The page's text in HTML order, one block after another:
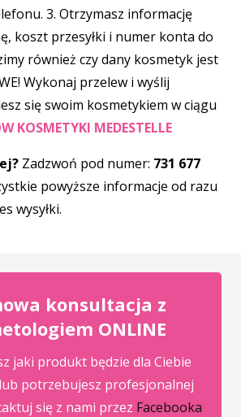
3. Otrzymasz informację
koszt przesyłki i numer konta do
również czy dany kosmetyk jest
Wykonaj przelew i wyślij
się swoim kosmetykiem w ciągu
KOSMETYKI MEDESTELLE
Zadzwoń pod numer: 731 677
powyższe informacje od razu
wysyłki.
konsultacja z
ONLINE
jaki produkt będzie dla Ciebie
potrzebujesz profesjonalnej
się z nami przez Facebooka